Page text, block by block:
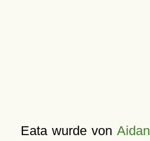
Eata wurde von Aidan